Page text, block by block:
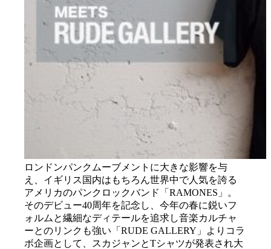
ロンドンパンクムーブメントに大きな影響を与
え、イギリス国内はもちろん世界中で人気を誇る
アメリカのパンクロックバンド「RAMONES」。
そのデビュー40周年を記念し、今年の春に鋭いフ
ォルムと繊細なディテールを追求し音楽カルチャ
ーとのリンクも強い「RUDE GALLERY」よりコラ
ボ企画として、スカジャンとTシャツが発表され大